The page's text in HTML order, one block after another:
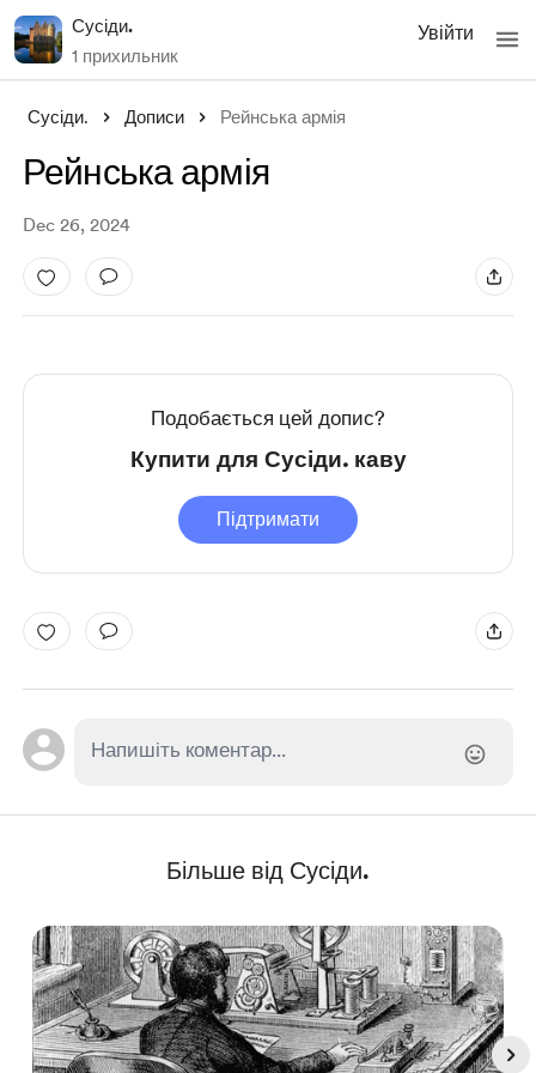
Сусіди.
1 прихильник
Увійти
Сусіди. Дописи Рейнська армія
Рейнська армія
Dec 26, 2024
Подобається цей допис?
Купити для Сусіди. каву
Підтримати
Більше від Сусіди.